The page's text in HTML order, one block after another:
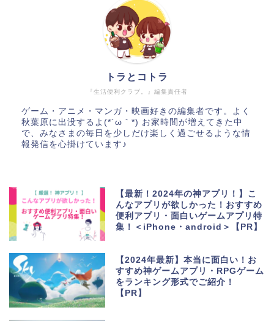
『生活便利クラブ。』編集責任者
トラとコトラ
ゲーム・アニメ・マンガ・映画好きの編集者です。よく
秋葉原に出没するよ(*´ω｀*) お家時間が増えてきた中
で、みなさまの毎日を少しだけ楽しく過ごせるような情
報発信を心掛けています♪
【最新！2024年の神アプリ！】こ
んなアプリが欲しかった！おすすめ
便利アプリ・面白いゲームアプリ特
集！＜iPhone・android＞【PR】
【2024年最新】本当に面白い！お
すすめ神ゲームアプリ・RPGゲーム
をランキング形式でご紹介！
【PR】